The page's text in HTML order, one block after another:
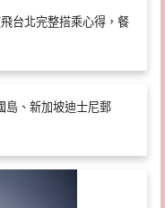
台北完整搭乘心得，餐
島、新加坡迪士尼郵